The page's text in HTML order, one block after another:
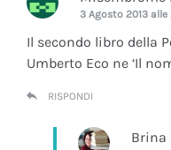
3 Agosto 2013 alle
Il secondo libro della
Umberto Eco ne ‘Il
RISPONDI
Brina